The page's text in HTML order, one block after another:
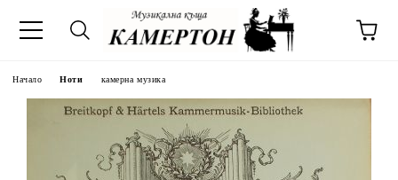
Начало Ноти камерна музика